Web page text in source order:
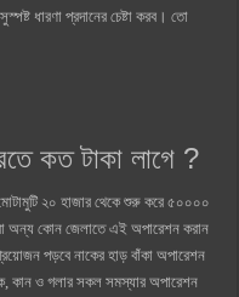
ধারণা প্রদানের চেষ্টা করব। তো
কত টাকা লাগে ?
২০ হাজার থেকে শুরু করে ৫০০০০
বা অন্য কোন জেলাতে এই অপারেশন করান
পড়বে নাকের হাড় বাঁকা অপারেশন
কান ও গলার সকল সমস্যার অপারেশন